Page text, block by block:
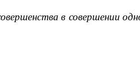
в совершении